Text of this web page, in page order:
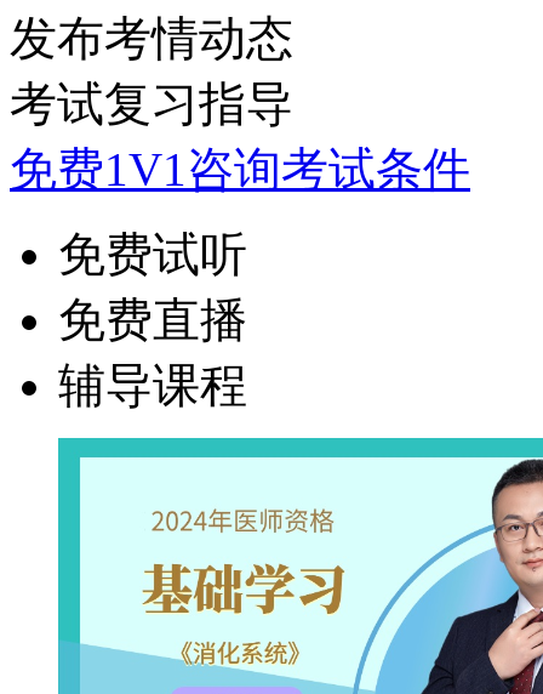
发布考情动态
考试复习指导
免费1V1咨询考试条件
免费试听
免费直播
辅导课程